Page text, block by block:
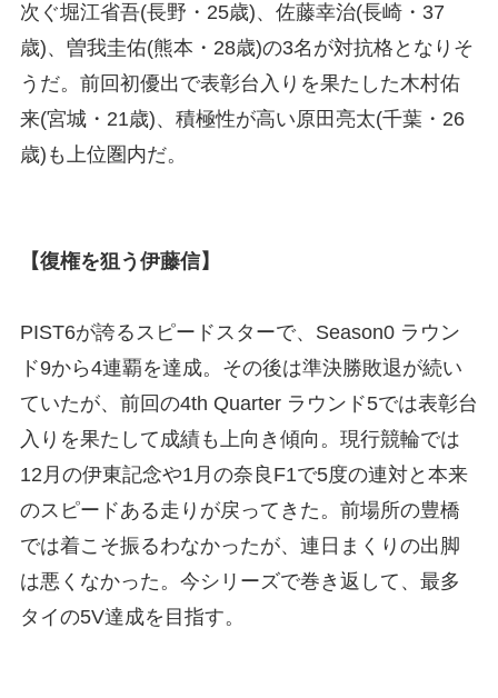
次ぐ堀江省吾(長野・25歳)、佐藤幸治(長崎・37
歳)、曽我圭佑(熊本・28歳)の3名が対抗格となりそ
うだ。前回初優出で表彰台入りを果たした木村佑
来(宮城・21歳)、積極性が高い原田亮太(千葉・26
歳)も上位圏内だ。
【復権を狙う伊藤信】
PIST6が誇るスピードスターで、Season0 ラウン
ド9から4連覇を達成。その後は準決勝敗退が続い
ていたが、前回の4th Quarter ラウンド5では表彰台
入りを果たして成績も上向き傾向。現行競輪では
12月の伊東記念や1月の奈良F1で5度の連対と本来
のスピードある走りが戻ってきた。前場所の豊橋
では着こそ振るわなかったが、連日まくりの出脚
は悪くなかった。今シリーズで巻き返して、最多
タイの5V達成を目指す。